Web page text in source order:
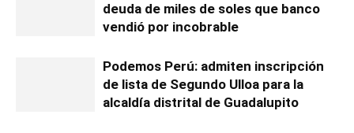
deuda de miles de soles que banco
vendió por incobrable
Podemos Perú: admiten inscripción
de lista de Segundo Ulloa para la
alcaldía distrital de Guadalupito